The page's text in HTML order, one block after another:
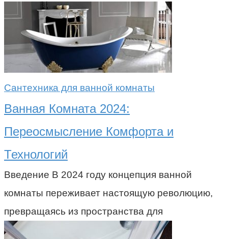
Сантехника для ванной комнаты
Ванная Комната 2024:
Переосмысление Комфорта и
Технологий
Введение В 2024 году концепция ванной
комнаты переживает настоящую революцию,
превращаясь из пространства для